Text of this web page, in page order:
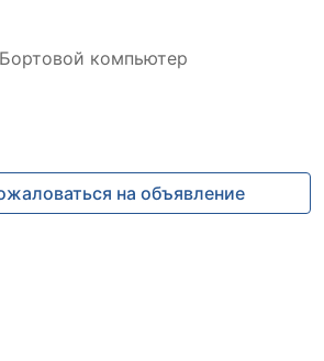
Бортовой компьютер
на объявление